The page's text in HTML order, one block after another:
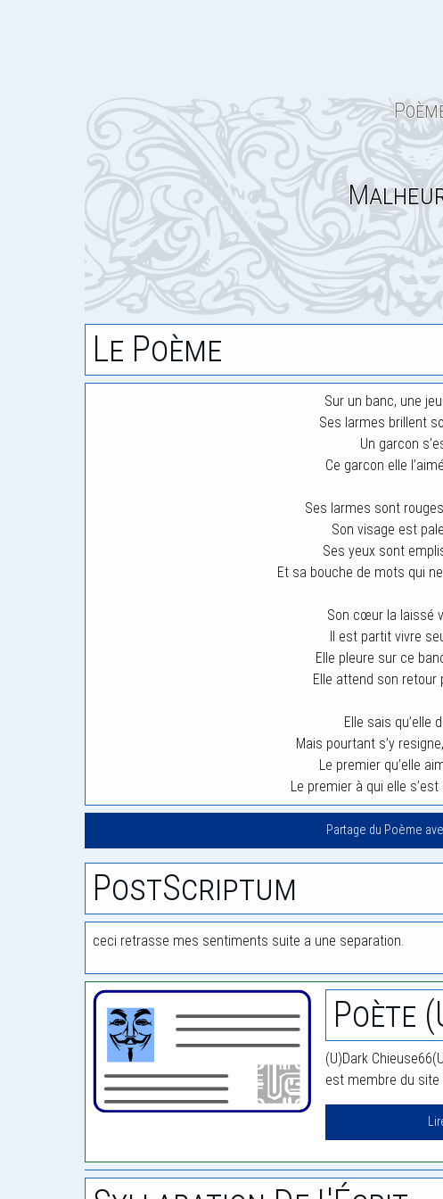
Le Poème
Sur un banc, une
Ses larmes brillent
Un garcon
Ce garcon elle
Ses larmes sont
Son visage est
Ses yeux sont
Et sa bouche de mots qui
Son cœur la laissé
Il est partit vivre
Elle pleure sur ce
Elle attend son retour
Elle sais qu’elle
Mais pourtant s’y
Le premier qu’elle
Le premier à qui elle
Partage du Poème
PostScriptum
ceci retrasse mes sentiments suite a une separation.
Poète
(U)Dark
est membre du site